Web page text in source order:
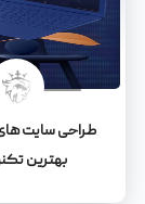
طراحی سایت
بهترین